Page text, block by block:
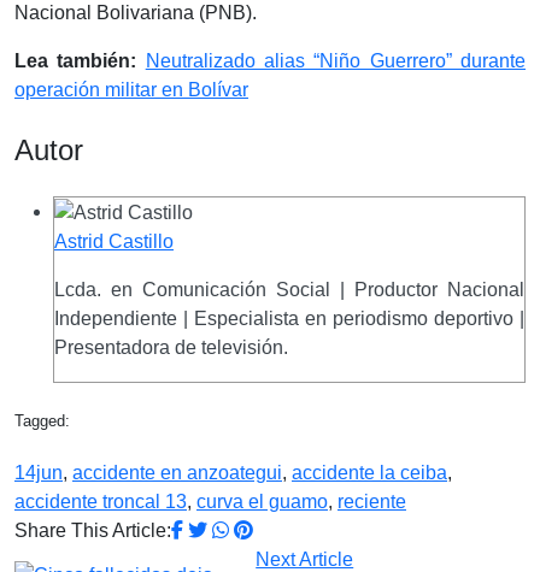
Nacional Bolivariana (PNB).
Lea también:
Neutralizado alias “Niño Guerrero” durante
operación militar en Bolívar
Autor
Astrid Castillo
Lcda. en Comunicación Social | Productor Nacional
Independiente | Especialista en periodismo deportivo |
Presentadora de televisión.
Tagged:
14jun, accidente en anzoategui, accidente la ceiba,
accidente troncal 13, curva el guamo, reciente
Share This Article:
Next Article